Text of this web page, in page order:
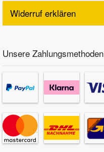
Widerruf erklären
Unsere Zahlungsmethoden